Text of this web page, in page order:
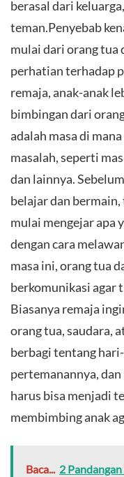
berasal dari
teman.Penyebab
mulai dari orang tua
perhatian terhadap
remaja, anak-anak
bimbingan dari
adalah masa di
masalah, seperti
dan lainnya.
belajar dan
mulai mengejar apa
dengan cara
masa ini, orang tua
berkomunikasi agar
Biasanya remaja
orang tua, saudara,
berbagi tentang
pertemanannya,
harus bisa menjadi
membimbing anak
Baca... 2